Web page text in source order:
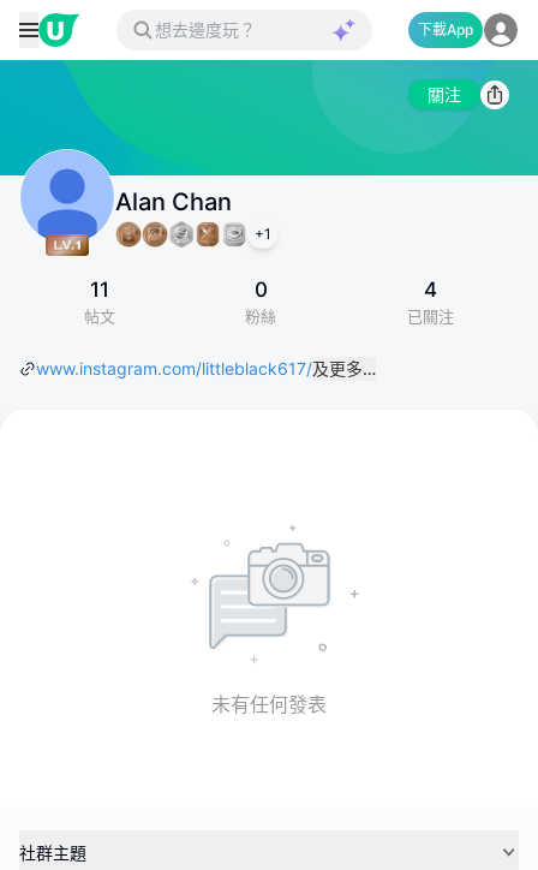
下載App
關注
Alan Chan
+1
11
帖文
0
粉絲
4
已關注
www.instagram.com/littleblack617/及更多…
未有任何發表
社群主題